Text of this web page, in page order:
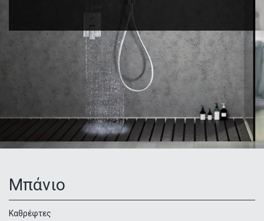
Κατηγορίες
προϊόντων
Μπάνιο
Καθρέφτες